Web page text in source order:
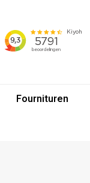
Fournituren